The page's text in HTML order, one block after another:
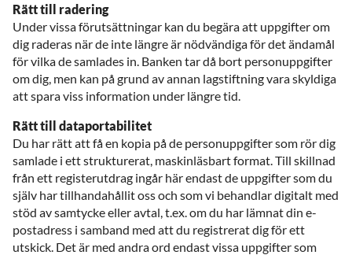
Rätt till radering
Under vissa förutsättningar kan du begära att uppgifter om
dig raderas när de inte längre är nödvändiga för det ändamål
för vilka de samlades in. Banken tar då bort personuppgifter
om dig, men kan på grund av annan lagstiftning vara skyldiga
att spara viss information under längre tid.
Rätt till dataportabilitet
Du har rätt att få en kopia på de personuppgifter som rör dig
samlade i ett strukturerat, maskinläsbart format. Till skillnad
från ett registerutdrag ingår här endast de uppgifter som du
själv har tillhandahållit oss och som vi behandlar digitalt med
stöd av samtycke eller avtal, t.ex. om du har lämnat din e-
postadress i samband med att du registrerat dig för ett
utskick. Det är med andra ord endast vissa uppgifter som